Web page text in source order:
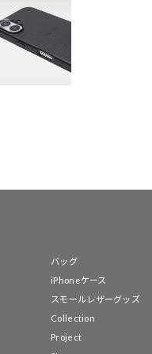
バッグ
iPhoneケース
スモールレザーグッズ
Collection
Project